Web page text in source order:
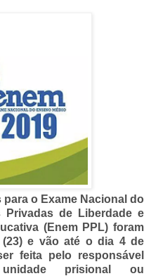
o Exame Nacional do
Privadas de Liberdade e
(Enem PPL) foram
(23) e vão até o dia 4 de
feita pelo responsável
prisional ou